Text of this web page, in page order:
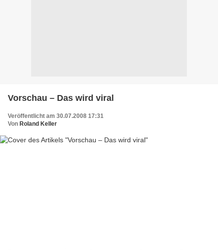
Vorschau – Das wird viral
Veröffentlicht am 30.07.2008 17:31
Von Roland Keller